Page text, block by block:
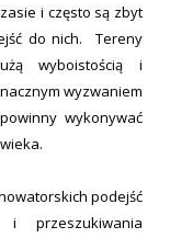
i często są zbyt
do nich. Tereny
wyboistością i
wyzwaniem
wykonywać
podejść
przeszukiwania